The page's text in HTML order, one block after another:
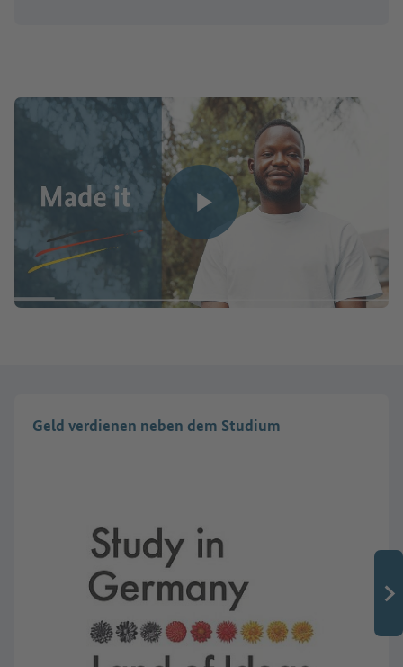
Video abspielen
Geld verdienen neben dem Studium